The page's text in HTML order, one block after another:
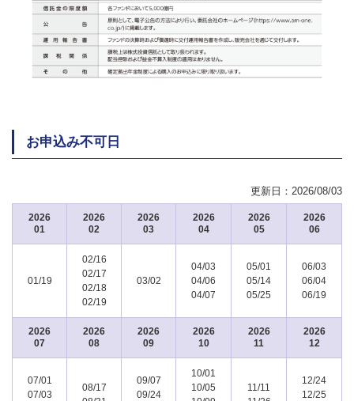
お申込み不可日
更新日： 2026/08/03
2026
01
2026
02
2026
03
2026
04
2026
05
2026
06
01/19
02/16
02/17
02/18
02/19
03/02
04/03
04/06
04/07
05/01
05/14
05/25
06/03
06/04
06/19
2026
07
2026
08
2026
09
2026
10
2026
11
2026
12
07/01
07/03
08/17
09/07
09/24
10/01
10/05
11/11
12/24
12/25